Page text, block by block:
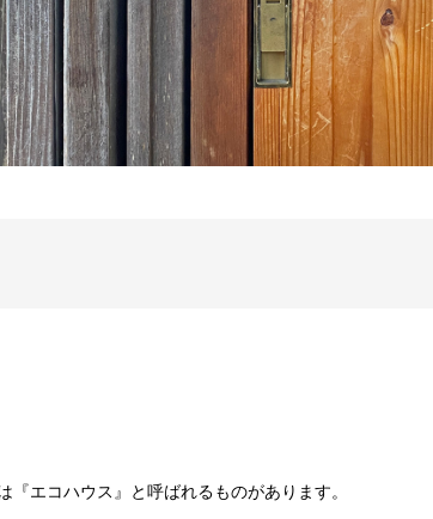
『エコハウス』と呼ばれるものがあります。